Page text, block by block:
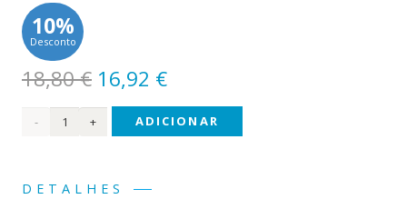
10%
Desconto
18,80€ O
preço
original
18,80 €.
16,92 €O
preço
atual
Quantidade
ADICIONAR
DETALHES